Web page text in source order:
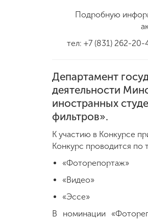
Абитуриенту
Обучение
Наука
Международная
деятельность
Другие виды
деятельности
Студенческая
Подробную
тел: +7 (831) 262-
Департамент
деятельности
иностранных
фильтров».
К участию в Конкурсе
Конкурс проводится по
«Фоторепортаж»
«Видео»
«Эссе»
В номинации